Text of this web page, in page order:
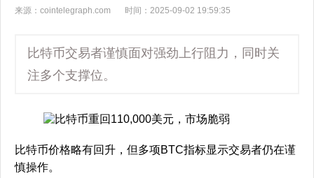
来源：cointelegraph.com 时间：2025-09-02 19:59:35
比特币交易者谨慎面对强劲上行阻力，同时关
注多个支撑位。
比特币价格略有回升，但多项BTC指标显示交易者仍在谨
慎操作。